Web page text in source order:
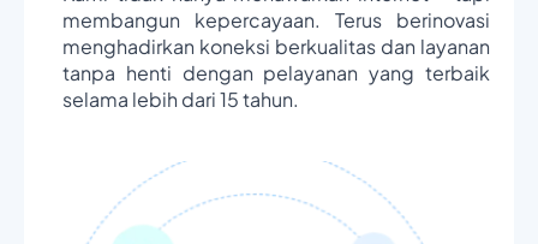
membangun kepercayaan. Terus berinovasi
menghadirkan koneksi berkualitas dan layanan
tanpa henti dengan pelayanan yang terbaik
selama lebih dari 15 tahun.